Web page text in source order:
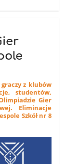
z klubów
studentów,
Gier
Eliminacje
Szkół nr 8